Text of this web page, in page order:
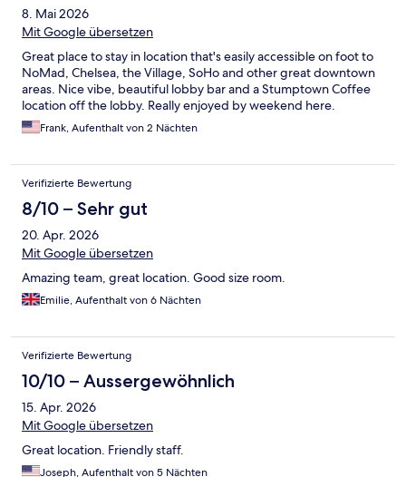
8. Mai 2026
Mit Google übersetzen
Great place to stay in location that's easily accessible on foot to
NoMad, Chelsea, the Village, SoHo and other great downtown
areas. Nice vibe, beautiful lobby bar and a Stumptown Coffee
location off the lobby. Really enjoyed by weekend here.
Frank, Aufenthalt von 2 Nächten
Verifizierte Bewertung
8/10 – Sehr gut
20. Apr. 2026
Mit Google übersetzen
Amazing team, great location. Good size room.
Emilie, Aufenthalt von 6 Nächten
Verifizierte Bewertung
10/10 – Aussergewöhnlich
15. Apr. 2026
Mit Google übersetzen
Great location. Friendly staff.
Joseph, Aufenthalt von 5 Nächten